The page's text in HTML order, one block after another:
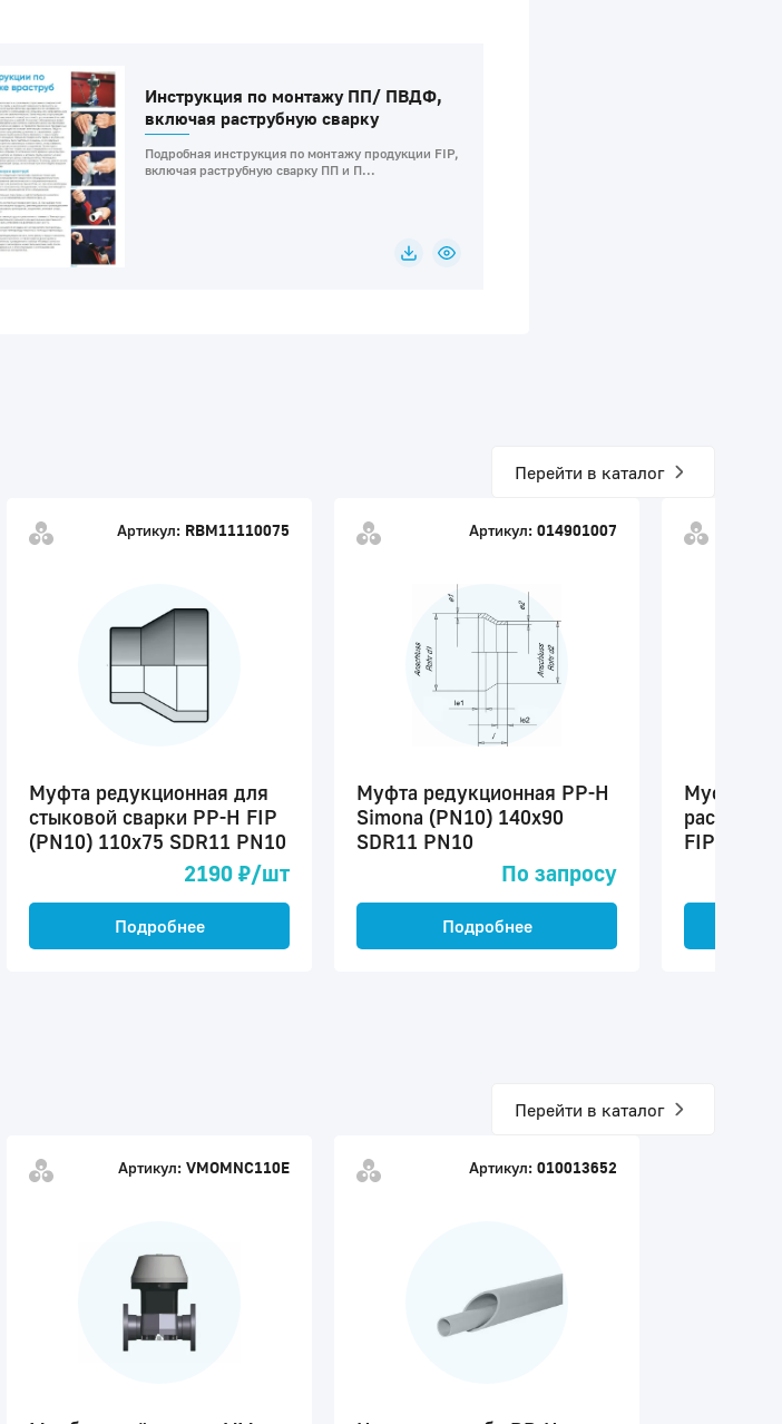
Инструкция по монтажу ПП/ ПВДФ,
включая раструбную сварку
Подробная инструкция по монтажу продукции FIP,
включая раструбную сварку ПП и П...
Перейти в каталог
Артикул: RBM11110075
Муфта редукционная для
стыковой сварки PP-H FIP
(PN10) 110x75 SDR11 PN10
2190 ₽/шт
Подробнее
Артикул: 014901007
Муфта редукционная PP-H
Simona (PN10) 140x90
SDR11 PN10
По запросу
Подробнее
Муфта
FIP 75x50
Перейти в каталог
Артикул: VMOMNC110E Артикул: 010013652